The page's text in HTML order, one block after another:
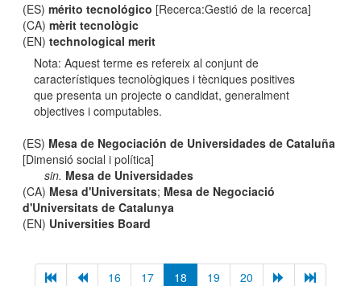
(ES)mérito tecnológico [Recerca:Gestió de la recerca]
(CA)mèrit tecnològic
(EN)technological merit
Nota: Aquest terme es refereix al conjunt de
característiques tecnològiques i tècniques positives
que presenta un projecte o candidat, generalment
objectives i computables.
(ES) Mesa de Negociación de Universidades de Cataluña
[Dimensió social i política]
sin. Mesa de Universidades
(CA) Mesa d'Universitats; Mesa de Negociació
d'Universitats de Catalunya
(EN) Universities Board
16 17 18 19 20